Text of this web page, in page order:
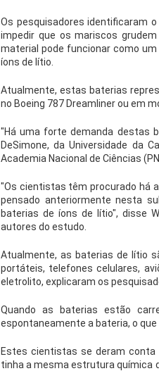
Os pesquisadores identificaram
impedir que os mariscos
material pode funcionar como
íons de lítio.
Atualmente, estas baterias
no Boeing 787 Dreamliner ou em
"Há uma forte demanda destas
DeSimone, da Universidade da
Academia Nacional de Ciências
"Os cientistas têm procurado há
pensado anteriormente nesta
baterias de íons de lítio", disse
autores do estudo.
Atualmente, as baterias de lítio
portáteis, telefones celulares,
eletrolito, explicaram os
Quando as baterias estão
espontaneamente a bateria, o
Estes cientistas se deram conta
tinha a mesma estrutura química